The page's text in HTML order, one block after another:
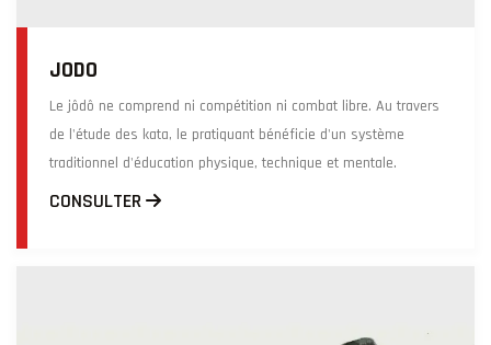
JODO
Le jôdô ne comprend ni compétition ni combat libre. Au travers
de l'étude des kata, le pratiquant bénéficie d'un système
traditionnel d'éducation physique, technique et mentale.
CONSULTER